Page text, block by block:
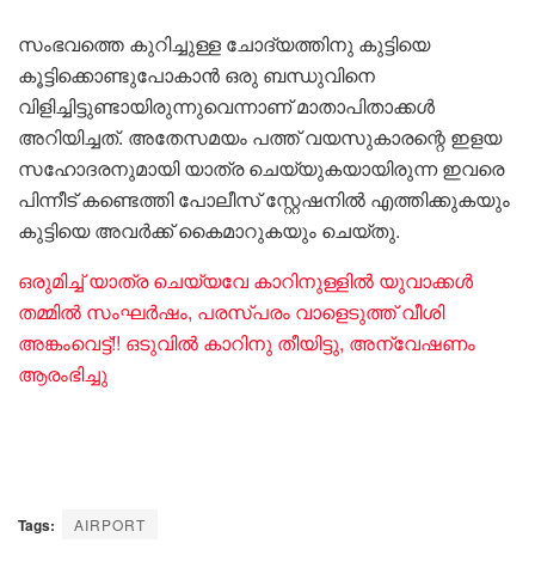
സംഭവത്തെ കുറിച്ചുള്ള ചോദ്യത്തിനു കുട്ടിയെ
കൂട്ടിക്കൊണ്ടുപോകാൻ ഒരു ബന്ധുവിനെ
വിളിച്ചിട്ടുണ്ടായിരുന്നുവെന്നാണ് മാതാപിതാക്കൾ
അറിയിച്ചത്. അതേസമയം പത്ത് വയസുകാരന്റെ ഇളയ
സഹോദരനുമായി യാത്ര ചെയ്യുകയായിരുന്ന ഇവരെ
പിന്നീട് കണ്ടെത്തി പോലീസ് സ്റ്റേഷനിൽ എത്തിക്കുകയും
കുട്ടിയെ അവർക്ക് കൈമാറുകയും ചെയ്തു.
ഒരുമിച്ച് യാത്ര ചെയ്യവേ കാറിനുള്ളിൽ യുവാക്കൾ
തമ്മിൽ സംഘർഷം, പരസ്പരം വാളെടുത്ത് വീശി
അങ്കംവെട്ട്!! ഒടുവിൽ കാറിനു തീയിട്ടു, അന്വേഷണം
ആരംഭിച്ചു
Tags: AIRPORT